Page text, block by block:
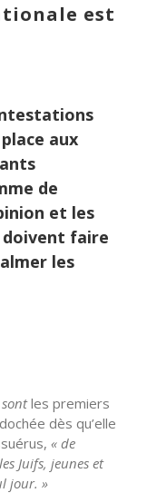
est
aux
de
et les
faire
les
les premiers
dès qu’elle
« de
Juifs, jeunes et
jour. »